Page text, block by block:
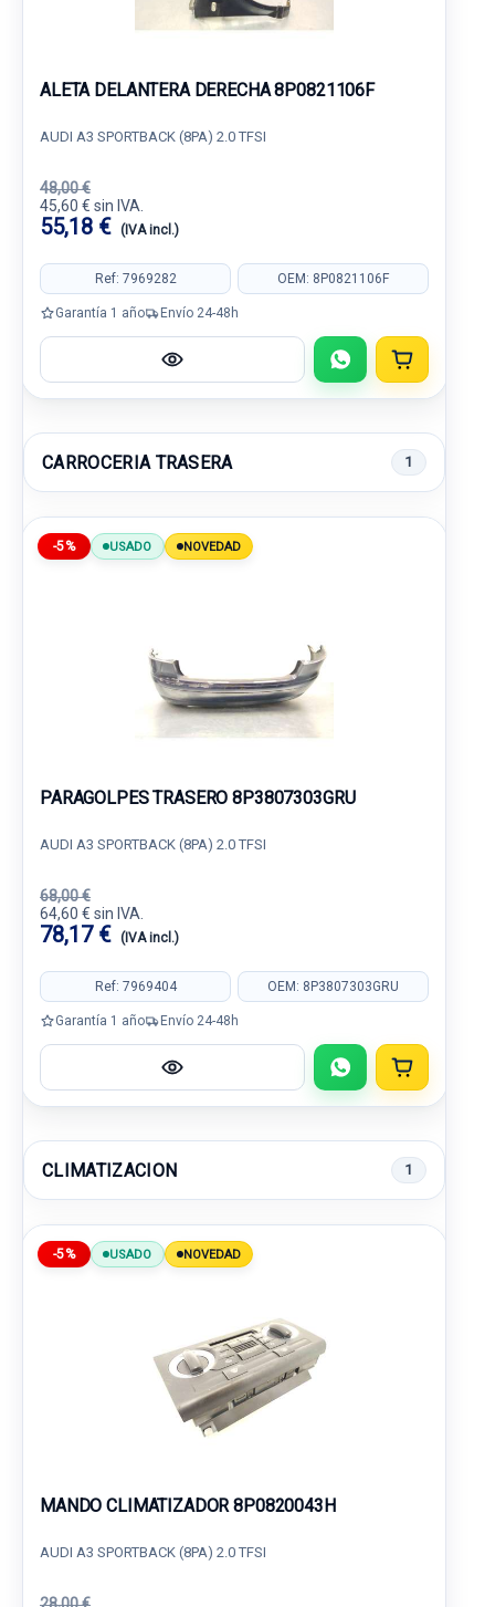
ALETA DELANTERA DERECHA 8P0821106F
AUDI A3 SPORTBACK (8PA) 2.0 TFSI
48,00 €
45,60 € sin IVA.
55,18 € (IVA incl.)
Ref: 7969282 OEM: 8P0821106F
Garantía 1 año Envío 24-48h
CARROCERIA TRASERA 1
-5% USADO NOVEDAD
PARAGOLPES TRASERO 8P3807303GRU
AUDI A3 SPORTBACK (8PA) 2.0 TFSI
68,00 €
64,60 € sin IVA.
78,17 € (IVA incl.)
Ref: 7969404 OEM: 8P3807303GRU
Garantía 1 año Envío 24-48h
CLIMATIZACION 1
-5% USADO NOVEDAD
MANDO CLIMATIZADOR 8P0820043H
AUDI A3 SPORTBACK (8PA) 2.0 TFSI